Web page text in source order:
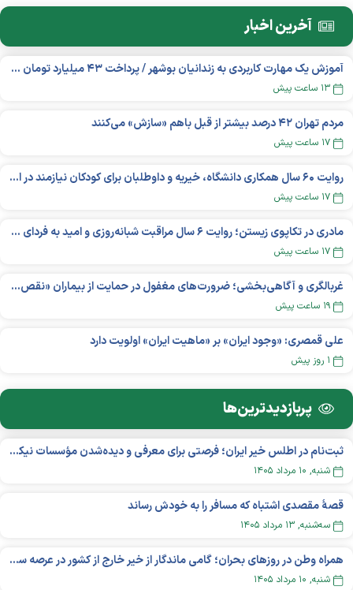
آخرین اخبار
آموزش یک مهارت کاربردی به زندانیان بوشهر / پرداخت ۴۳ میلیارد تومان تسهیلات خوداشتغالی
۱۳ ساعت پیش
مردم تهران ۴۲ درصد بیشتر از قبل باهم «سازش» می‌کنند
۱۷ ساعت پیش
روایت ۶۰ سال همکاری دانشگاه، خیریه و داوطلبان برای کودکان نیازمند در استرالیا
۱۷ ساعت پیش
مادری در تکاپوی زیستن؛ روایت ۶ سال مراقبت شبانه‌روزی و امید به فردای «نورا»
۱۷ ساعت پیش
غربالگری و آگاهی‌بخشی؛ ضرورت‌های مغفول در حمایت از بیماران «نقص ایمنی اولیه»
۱۹ ساعت پیش
علی قمصری: «وجود ایران» بر «ماهیت ایران» اولویت دارد
۱ روز پیش
پربازدید‌ترین‌ها
ثبت‌نام در اطلس خیر ایران؛ فرصتی برای معرفی و دیده‌شدن مؤسسات نیکوکاری
شنبه, ۱۰ مرداد ۱۴۰۵
قصهٔ مقصدی اشتباه که مسافر را به خودش رساند
سه‌شنبه, ۱۳ مرداد ۱۴۰۵
همراه وطن در روزهای بحران؛ گامی ماندگار از خیر خارج از کشور در عرصه سلامت
شنبه, ۱۰ مرداد ۱۴۰۵